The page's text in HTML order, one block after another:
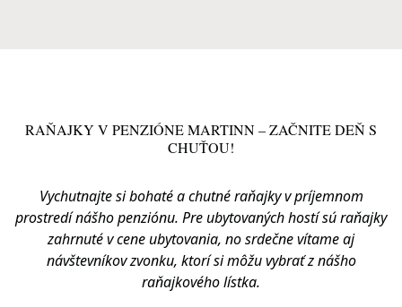
RAŇAJKY V PENZIÓNE MARTINN – ZAČNITE DEŇ S
CHUŤOU!
Vychutnajte si bohaté a chutné raňajky v príjemnom
prostredí nášho penziónu. Pre ubytovaných hostí sú raňajky
zahrnuté v cene ubytovania, no srdečne vítame aj
návštevníkov zvonku, ktorí si môžu vybrať z nášho
raňajkového lístka.